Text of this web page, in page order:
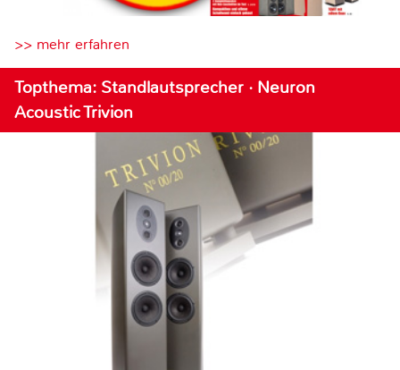
>> mehr erfahren
Topthema: Standlautsprecher · Neuron
Acoustic Trivion